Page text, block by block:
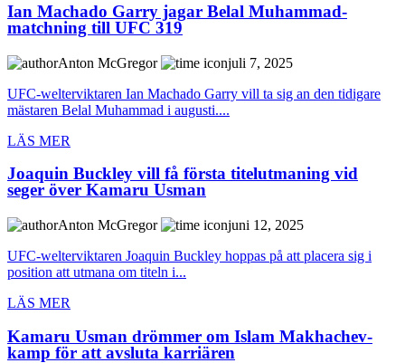
Ian Machado Garry jagar Belal Muhammad-
matchning till UFC 319
Anton McGregor
juli 7, 2025
UFC-welterviktaren Ian Machado Garry vill ta sig an den tidigare
mästaren Belal Muhammad i augusti....
LÄS MER
Joaquin Buckley vill få första titelutmaning vid
seger över Kamaru Usman
Anton McGregor
juni 12, 2025
UFC-welterviktaren Joaquin Buckley hoppas på att placera sig i
position att utmana om titeln i...
LÄS MER
Kamaru Usman drömmer om Islam Makhachev-
kamp för att avsluta karriären